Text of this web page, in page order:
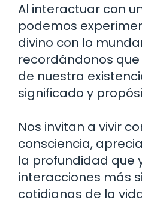
Al interactuar con
podemos
divino con lo
recordándonos
de nuestra
significado y
Nos invitan a vivir
consciencia,
la profundidad que
interacciones más
cotidianas de la